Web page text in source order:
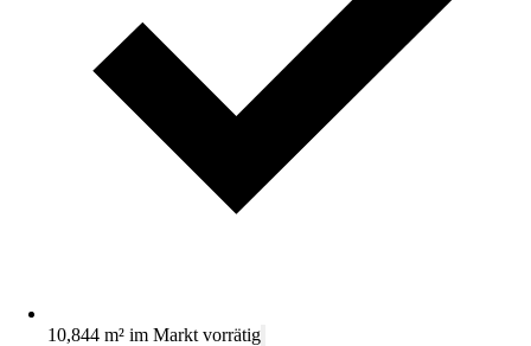
10,844 m² im Markt vorrätig